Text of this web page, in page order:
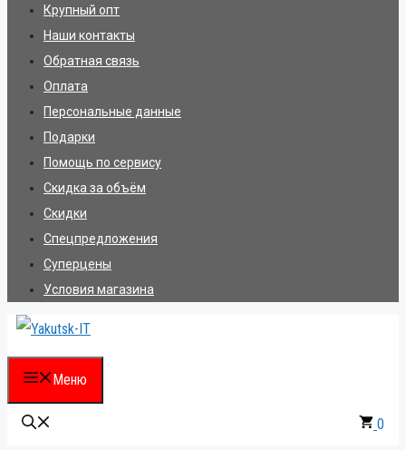
Крупный опт
Наши контакты
Обратная связь
Оплата
Персональные данные
Подарки
Помощь по сервису
Скидка за объём
Скидки
Спецпредложения
Суперцены
Условия магазина
Меню
0